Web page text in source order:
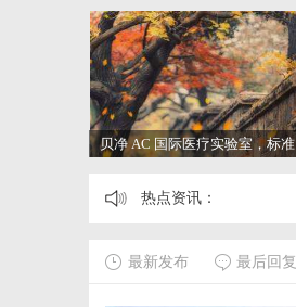
贝净 AC 国际医疗实验室，标准
热点资讯：
最新发布 最后回复